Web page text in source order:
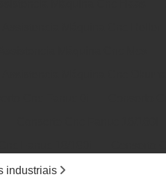
Fanuc 31/310i
industriais